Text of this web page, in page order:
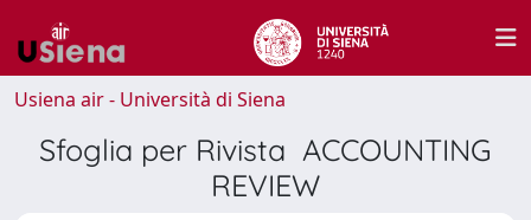
Usiena air - Università di Siena
Sfoglia per Rivista ACCOUNTING
REVIEW